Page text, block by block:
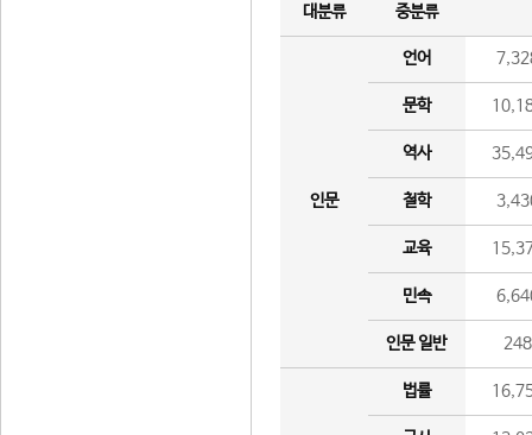
대분류
중분류
인문
언어
문학
역사
철학
교육
민속
인문 일반 248
법률